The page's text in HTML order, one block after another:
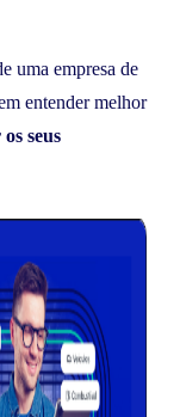
uma empresa de
entender melhor
seus